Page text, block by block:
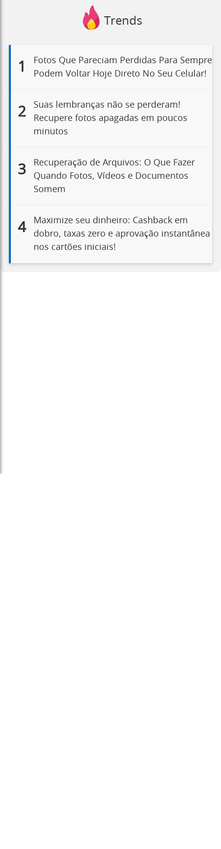
Trends
1
Fotos Que Pareciam Perdidas Para Sempre
Podem Voltar Hoje Direto No Seu Celular!
2
Suas lembranças não se perderam!
Recupere fotos apagadas em poucos
minutos
3
Recuperação de Arquivos: O Que Fazer
Quando Fotos, Vídeos e Documentos
Somem
4
Maximize seu dinheiro: Cashback em
dobro, taxas zero e aprovação instantânea
nos cartões iniciais!